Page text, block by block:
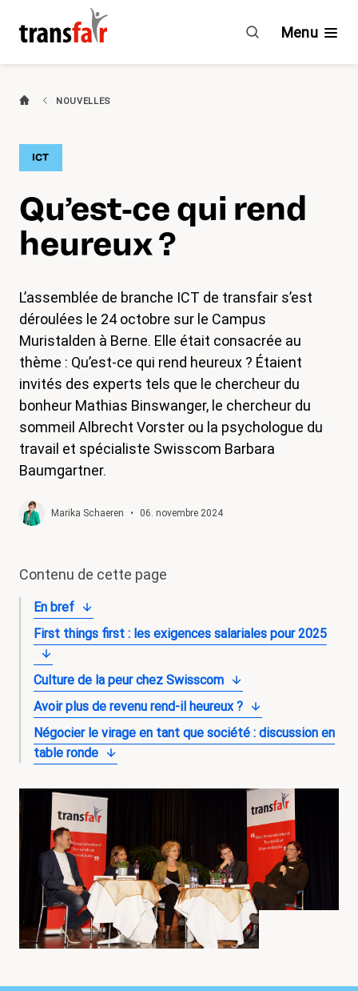
rend
Nouvelles
Agenda
magazine
Shop
Contact
Initiative congé familial
Branches
Engagement
À propos de transfair
Avantages
Menu
NOUVELLES
ICT
Qu’est-ce qui rend
heureux ?
L’assemblée de branche ICT de transfair s’est
déroulées le 24 octobre sur le Campus
Muristalden à Berne. Elle était consacrée au
thème : Qu’est-ce qui rend heureux ? Étaient
invités des experts tels que le chercheur du
bonheur Mathias Binswanger, le chercheur du
sommeil Albrecht Vorster ou la psychologue du
travail et spécialiste Swisscom Barbara
Baumgartner.
Marika Schaeren • 06. novembre 2024
Contenu de cette page
En bref
First things first : les exigences salariales pour 2025
Culture de la peur chez Swisscom
Avoir plus de revenu rend-il heureux ?
Négocier le virage en tant que société : discussion en
table ronde